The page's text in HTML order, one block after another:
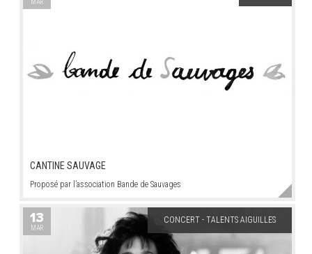
CANTINE SAUVAGE
Proposé par l’association Bande de Sauvages
13
MAR
CONCERT - TALENTS AIGUILLES